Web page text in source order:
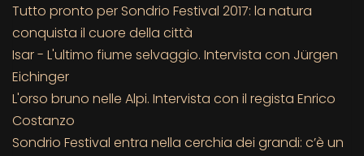
Tutto pronto per Sondrio Festival 2017: la natura
conquista il cuore della città
Isar - L'ultimo fiume selvaggio. Intervista con Jürgen
Eichinger
L'orso bruno nelle Alpi. Intervista con il regista Enrico
Costanzo
Sondrio Festival entra nella cerchia dei grandi: c’è un